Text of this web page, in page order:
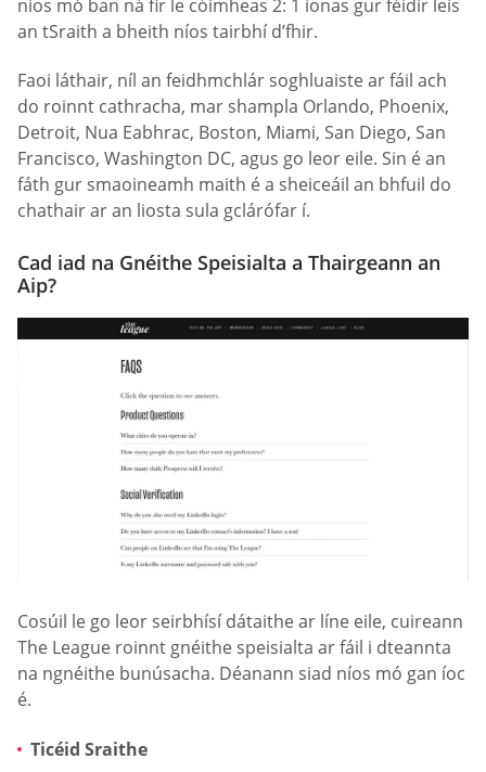
níos mó ban ná fir le cóimheas 2: 1 ionas gur féidir leis
an tSraith a bheith níos tairbhí d’fhir.
Faoi láthair, níl an feidhmchlár soghluaiste ar fáil ach
do roinnt cathracha, mar shampla Orlando, Phoenix,
Detroit, Nua Eabhrac, Boston, Miami, San Diego, San
Francisco, Washington DC, agus go leor eile. Sin é an
fáth gur smaoineamh maith é a sheiceáil an bhfuil do
chathair ar an liosta sula gclárófar í.
Cad iad na Gnéithe Speisialta a Thairgeann an
Aip?
Cosúil le go leor seirbhísí dátaithe ar líne eile, cuireann
The League roinnt gnéithe speisialta ar fáil i dteannta
na ngnéithe bunúsacha. Déanann siad níos mó gan íoc
é.
Ticéid Sraithe